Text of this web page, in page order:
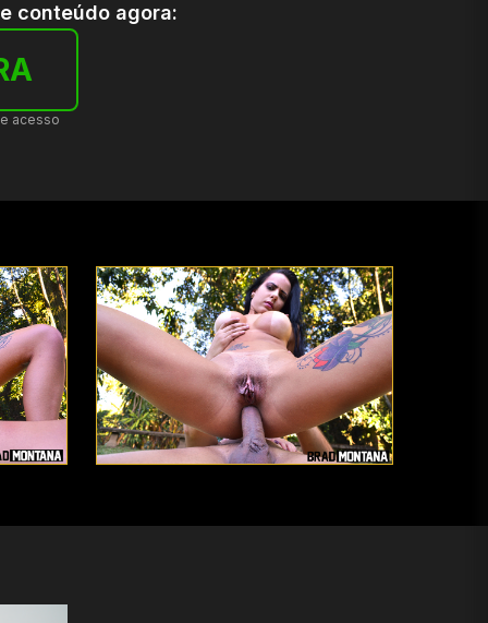
conteúdo agora:
acesso